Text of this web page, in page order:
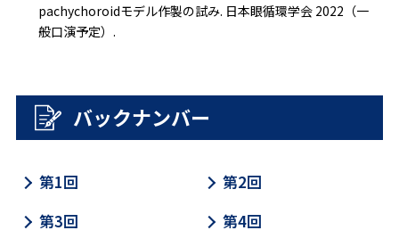
pachychoroidモデル作製の試み. 日本眼循環学会 2022（一
般口演予定）.
バックナンバー
第1回
第2回
第3回
第4回